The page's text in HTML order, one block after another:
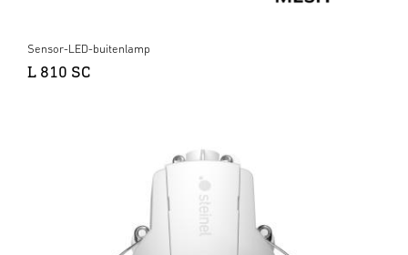
Sensor-LED-buitenlamp
L 810 SC